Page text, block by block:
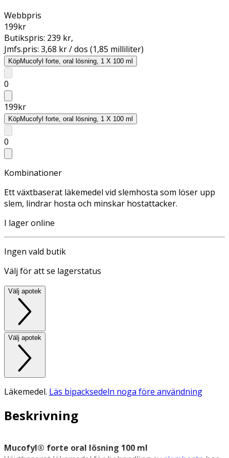
Webbpris
199kr
Butikspris: 239 kr,
Jmfs.pris: 3,68 kr / dos (1,85 milliliter)
KöpMucofyl forte, oral lösning, 1 X 100 ml
0
199kr
KöpMucofyl forte, oral lösning, 1 X 100 ml
0
Kombinationer
Ett växtbaserat läkemedel vid slemhosta som löser upp
slem, lindrar hosta och minskar hostattacker.
I lager online
Ingen vald butik
Välj för att se lagerstatus
Välj apotek
Välj apotek
Läkemedel. Läs bipacksedeln noga före användning
Beskrivning
Mucofyl® forte oral lösning 100 ml